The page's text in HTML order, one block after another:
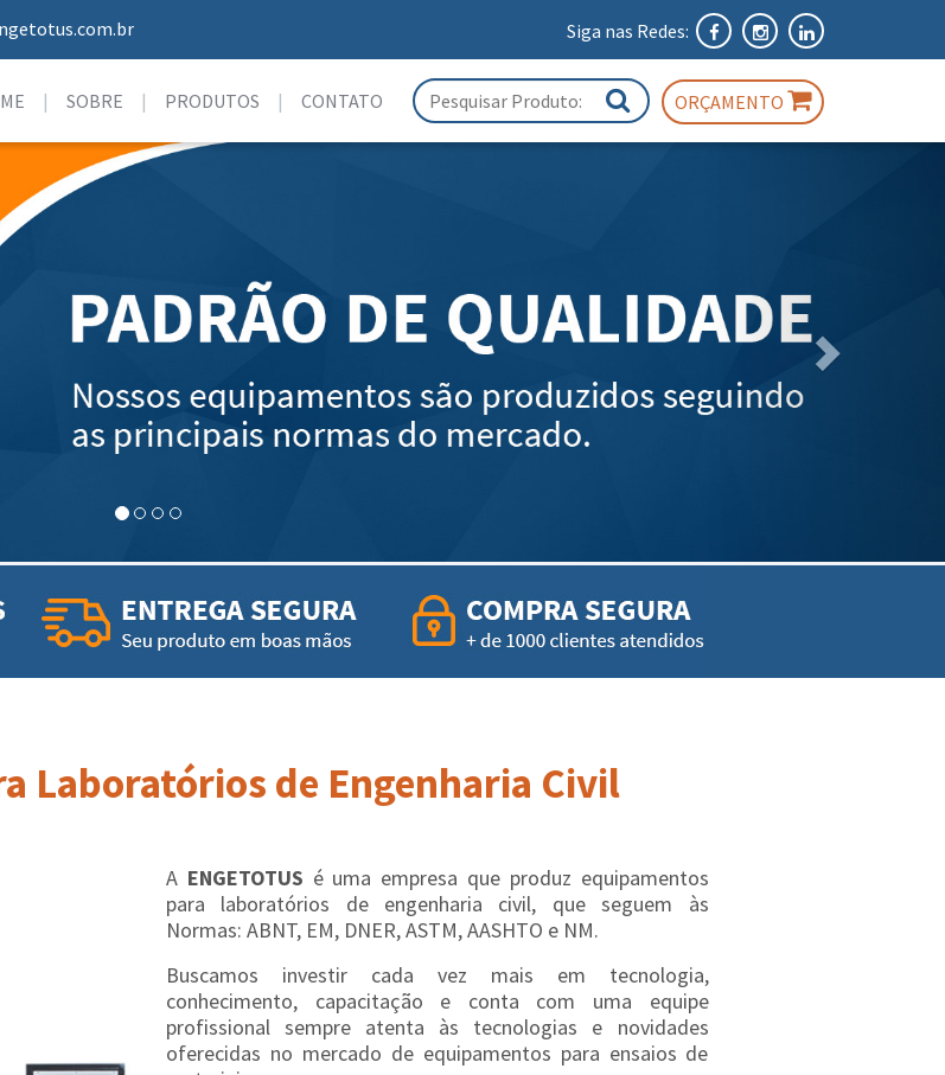
Siga nas Redes:
SOBRE PRODUTOS CONTATO ORÇAMENTO
Laboratórios de Engenharia Civil
A ENGETOTUS é uma empresa que produz equipamentos
para laboratórios de engenharia civil, que seguem às
Normas: ABNT, EM, DNER, ASTM, AASHTO e NM.
Buscamos investir cada vez mais em tecnologia,
conhecimento, capacitação e conta com uma equipe
profissional sempre atenta às tecnologias e novidades
oferecidas no mercado de equipamentos para ensaios de